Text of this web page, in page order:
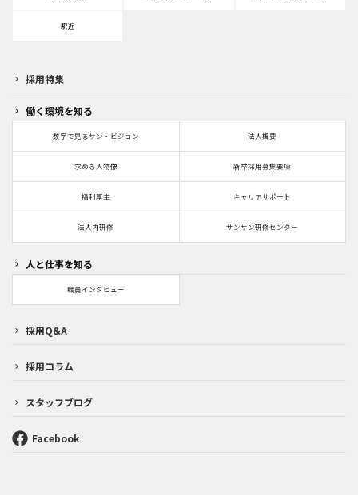
駅近
採用特集
働く環境を知る
数字で見るサン・ビジョン 法人概要
求める人物像 新卒採用募集要項
福利厚生 キャリアサポート
法人内研修 サンサン研修センター
人と仕事を知る
職員インタビュー
採用Q&A
採用コラム
スタッフブログ
Facebook